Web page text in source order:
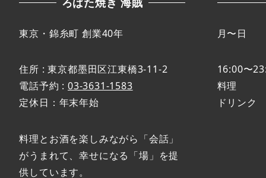
東京・錦糸町 創業40年
住所 : 東京都墨田区江東橋3-11-2
電話予約 : 03-3631-1583
定休日：年末年始
料理とお酒を楽しみながら「会話」
がうまれて、幸せになる「場」を提
供しています。
月〜日
16:00〜
料理
ドリン